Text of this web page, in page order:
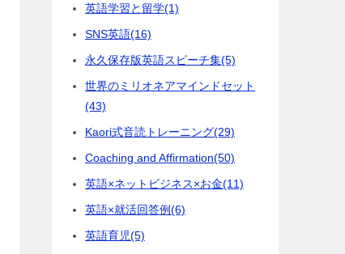
英語学習と留学(1)
SNS英語(16)
永久保存版英語スピーチ集(5)
世界のミリオネアマインドセット
(43)
Kaori式音読トレーニング(29)
Coaching and Affirmation(50)
英語×ネットビジネス×お金(11)
英語×就活回答例(6)
英語育児(5)